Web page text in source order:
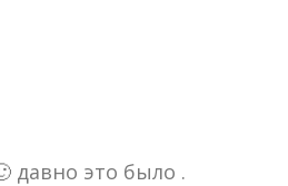
давно это было .